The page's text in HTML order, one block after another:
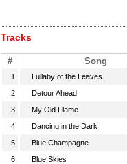
Tracks
# Song
1 Lullaby of the Leaves
2
Detour Ahead
3
My Old Flame
4
Dancing in the Dark
5
Blue Champagne
6
Blue Skies